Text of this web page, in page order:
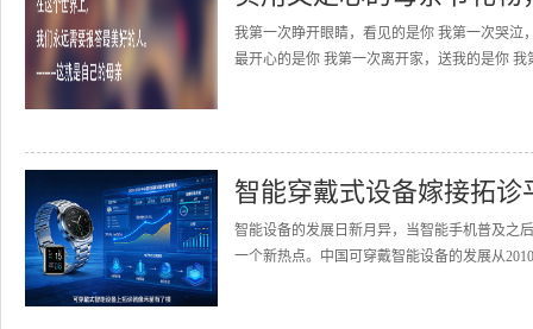
我第一次睁开眼睛，看见的是你 我第一次哭泣
最开心的是你 我第一次离开家，送我的是你
智能穿戴式设备嫁接拓
智能设备的发展日新月异，当智能手机普及之
一个新热点。中国可穿戴智能设备的发展从